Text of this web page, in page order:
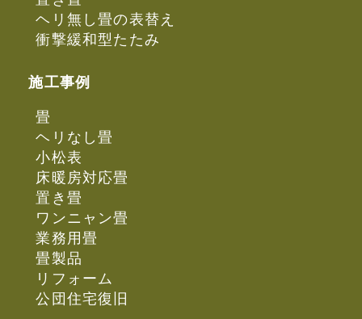
ヘリ無し畳の表替え
衝撃緩和型たたみ
施工事例
畳
ヘリなし畳
小松表
床暖房対応畳
置き畳
ワンニャン畳
業務用畳
畳製品
リフォーム
公団住宅復旧